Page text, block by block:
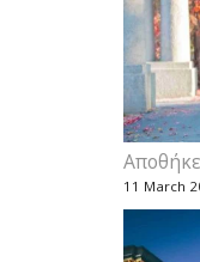
11 March